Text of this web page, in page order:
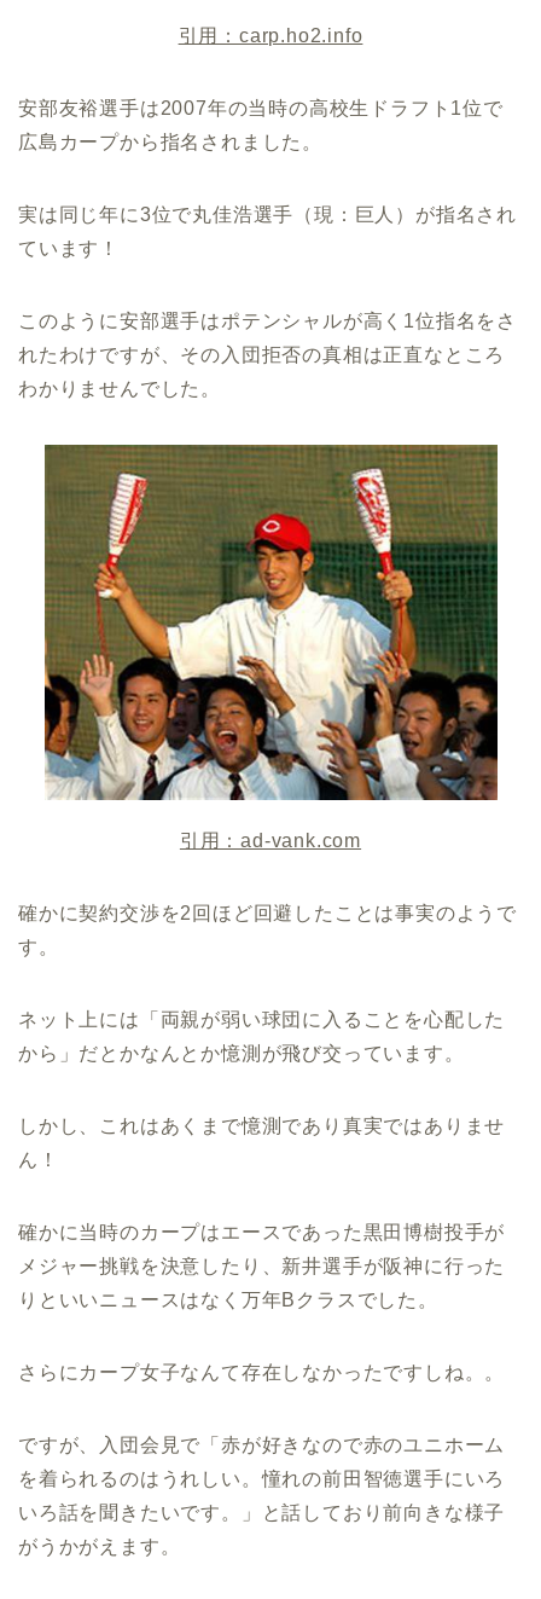
引用：carp.ho2.info
安部友裕選手は2007年の当時の高校生ドラフト1位で
広島カープから指名されました。
実は同じ年に3位で丸佳浩選手（現：巨人）が指名され
ています！
このように安部選手はポテンシャルが高く1位指名をさ
れたわけですが、その入団拒否の真相は正直なところ
わかりませんでした。
引用：ad-vank.com
確かに契約交渉を2回ほど回避したことは事実のようで
す。
ネット上には「両親が弱い球団に入ることを心配した
から」だとかなんとか憶測が飛び交っています。
しかし、これはあくまで憶測であり真実ではありませ
ん！
確かに当時のカープはエースであった黒田博樹投手が
メジャー挑戦を決意したり、新井選手が阪神に行った
りといいニュースはなく万年Bクラスでした。
さらにカープ女子なんて存在しなかったですしね。。
ですが、入団会見で「赤が好きなので赤のユニホーム
を着られるのはうれしい。憧れの前田智徳選手にいろ
いろ話を聞きたいです。」と話しており前向きな様子
がうかがえます。